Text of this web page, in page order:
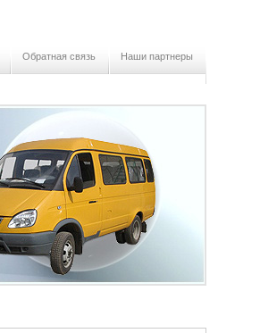
Обратная связь Наши партнеры